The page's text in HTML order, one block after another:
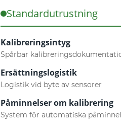
Standardutrustning
Kalibreringsintyg
Spårbar
Ersättningslogistik
Logistik vid byte av sensorer
Påminnelser om kalibrering
System för automatiska